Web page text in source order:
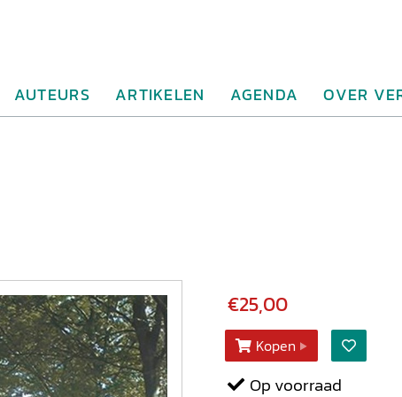
AUTEURS ARTIKELEN AGENDA OVER
€25,00
Kopen
Op voorraad